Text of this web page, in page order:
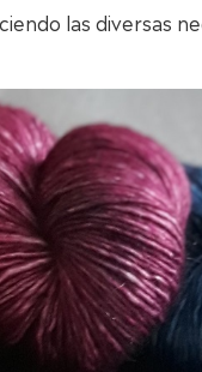
las diversas